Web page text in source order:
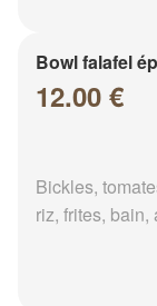
Bowl falafel
12.00 €
Bickles,
riz, frites, bain,